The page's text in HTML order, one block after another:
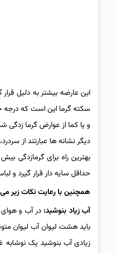
این عارضه بیشتر به دلیل
و یا کما از عوارض گرما زدگی
دیگر نشانه ها عبارتند از
بهترین راه برای گرمازدگی
حداقل سایه دار قرار گیرد و
همچنین با رعایت نکات زیر می
آب زیاد بنوشید:
زیادی آب بنوشید یک نوشابه